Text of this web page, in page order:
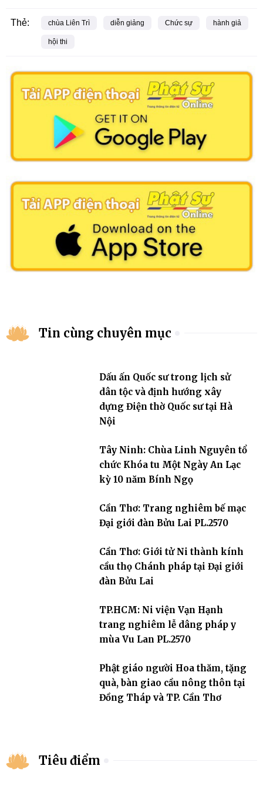
Thẻ: chùa Liên Trì diễn giảng Chức sự hành giả
hội thi
Tin cùng chuyên mục
Dấu ấn Quốc sư trong lịch sử
dân tộc và định hướng xây
dựng Điện thờ Quốc sư tại Hà
Nội
Tây Ninh: Chùa Linh Nguyên tổ
chức Khóa tu Một Ngày An Lạc
kỳ 10 năm Bính Ngọ
Cần Thơ: Trang nghiêm bế mạc
Đại giới đàn Bửu Lai PL.2570
Cần Thơ: Giới tử Ni thành kính
cầu thọ Chánh pháp tại Đại giới
đàn Bửu Lai
TP.HCM: Ni viện Vạn Hạnh
trang nghiêm lễ dâng pháp y
mùa Vu Lan PL.2570
Phật giáo người Hoa thăm, tặng
quà, bàn giao cầu nông thôn tại
Đồng Tháp và TP. Cần Thơ
Tiêu điểm